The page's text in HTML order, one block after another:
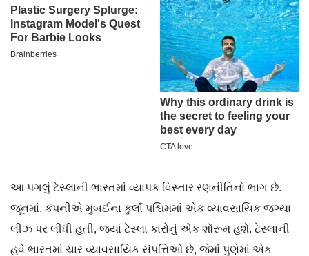
આ પગલું ટેસ્લાની ભારતમાં વ્યાપક વિસ્તાર રણનીતિનો ભાગ છે.
જૂનમાં, કંપનીએ મુંબઈના કુર્લા પશ્ચિમમાં એક વ્યાવસાયિક જગ્યા
લીઝ પર લીધી હતી, જ્યાં ટેસ્લા કારોનું એક શૉરૂમ હશે. ટેસ્લાની
હવે ભારતમાં ચાર વ્યાવસાયિક સંપત્તિઓ છે, જેમાં પુણેમાં એક